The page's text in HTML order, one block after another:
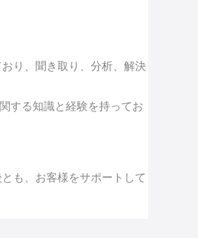
り、聞き取り、分析、解決
する知識と経験を持ってお
も、お客様をサポートして